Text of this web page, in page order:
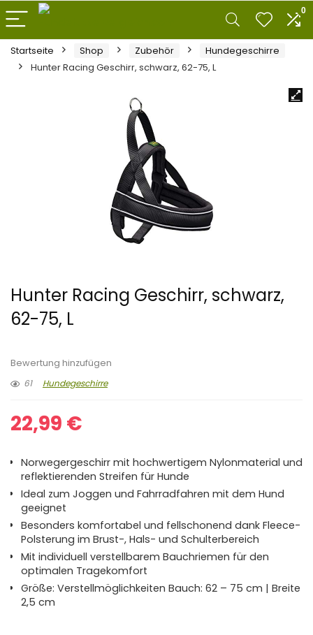
0
Startseite Shop Zubehör
Hundegeschirre
Hunter Racing Geschirr, schwarz, 62-75, L
Hunter Racing Geschirr, schwarz,
62-75, L
Bewertung hinzufügen
61
Hundegeschirre
22,99 €
Norwegergeschirr mit hochwertigem Nylonmaterial und
reflektierenden Streifen für Hunde
Ideal zum Joggen und Fahrradfahren mit dem Hund
geeignet
Besonders komfortabel und fellschonend dank Fleece-
Polsterung im Brust-, Hals- und Schulterbereich
Mit individuell verstellbarem Bauchriemen für den
optimalen Tragekomfort
Größe: Verstellmöglichkeiten Bauch: 62 – 75 cm | Breite
2,5 cm